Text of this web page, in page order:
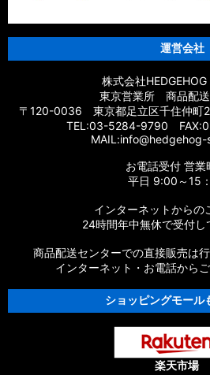
運営会社
株式会社
東京営業所 商品配
〒120-0036 東京都足立区千住仲町
TEL:03-5284-9790
お電話受付 営業
平日 9:00～15
インターネットからの
24時間年中無休で受付し
商品配送センターでの直接販売は
インターネット・お電話から
ショッピングモール
楽天市場